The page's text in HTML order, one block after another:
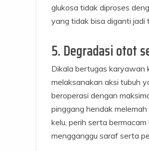
glukosa tidak diproses
yang tidak bisa diganti jadi
5. Degradasi otot
Dikala bertugas karyawan
melaksanakan aksi tubuh
beroperasi dengan
pinggang hendak
kelu, perih serta
mengganggu saraf serta